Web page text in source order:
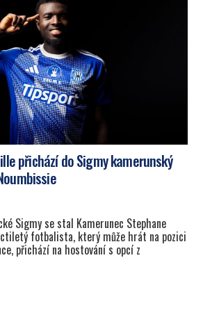
přichází do Sigmy kamerunský
Sigmy se stal Kamerunec Stephane
fotbalista, který může hrát na pozici
přichází na hostování s opcí z